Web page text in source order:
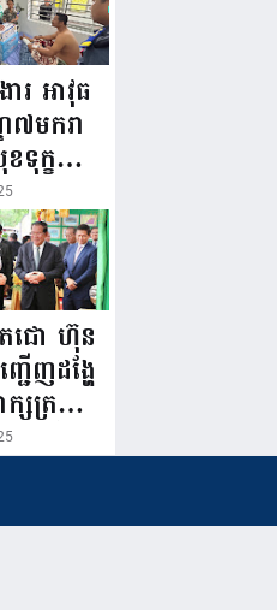
ា “១៦
៩៤៥ ~
ា
ារ អាវុធ
៧មករា
ទុក្ខ
ែលជួប
កំពុង
ាបាល
ទ្យ!
េជោ ហ៊ុន
ើញដង្ហែ
សត្រ
រតាំង
លិតផល
ម្ម និង